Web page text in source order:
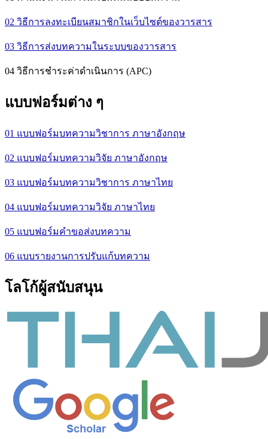
02 วิธีการลงทะเบียนสมาชิกในเว็บไซต์ของวารสาร
03 วิธีการส่งบทความในระบบของวารสาร
04 วิธีการชำระค่าดำเนินการ (APC)
แบบฟอร์มต่าง ๆ
01 แบบฟอร์มบทความวิชาการ ภาษาอังกฤษ
02 แบบฟอร์มบทความวิจัย ภาษาอังกฤษ
03 แบบฟอร์มบทความวิชาการ ภาษาไทย
04 แบบฟอร์มบทความวิจัย ภาษาไทย
05 แบบฟอร์มคำขอส่งบทความ
06 แบบรายงานการปรับแก้บทความ
โลโก้ผู้สนับสนุน